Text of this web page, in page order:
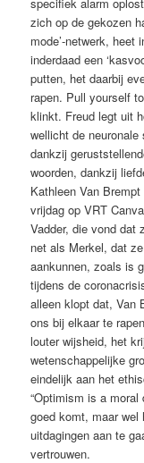
zich op de gekozen
mode’-netwerk, heet
inderdaad een
putten, het daarbij
rapen. Pull yourself
klinkt. Freud legt uit
wellicht de
dankzij
woorden, dankzij
Kathleen Van
vrijdag op VRT
Vadder, die vond dat
net als Merkel, dat
aankunnen, zoals is
tijdens de
alleen klopt dat, Van
ons bij elkaar te
louter wijsheid, het
wetenschappelijke
eindelijk aan het
“Optimism is a
goed komt, maar
uitdagingen aan te
vertrouwen.